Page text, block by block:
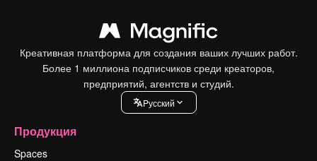
Креативная платформа для создания ваших лучших работ.
Более 1 миллиона подписчиков среди креаторов,
предприятий, агентств и студий.
Pусский
Продукция
Spaces